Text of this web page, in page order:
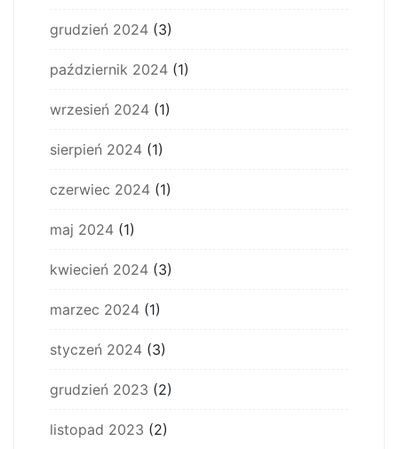
grudzień 2024 (3)
październik 2024 (1)
wrzesień 2024 (1)
sierpień 2024 (1)
czerwiec 2024 (1)
maj 2024 (1)
kwiecień 2024 (3)
marzec 2024 (1)
styczeń 2024 (3)
grudzień 2023 (2)
listopad 2023 (2)